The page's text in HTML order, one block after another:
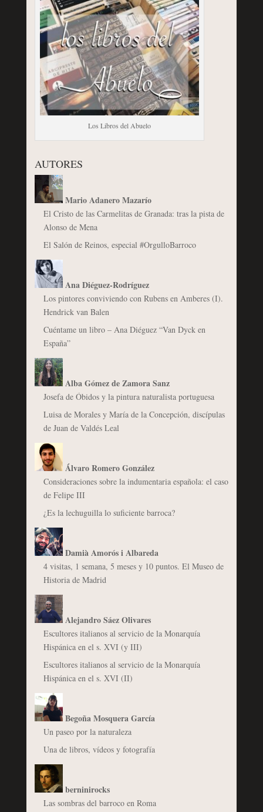
Los Libros del Abuelo
AUTORES
Mario Adanero Mazarío
El Cristo de las Carmelitas de Granada: tras la pista de
Alonso de Mena
El Salón de Reinos, especial #OrgulloBarroco
Ana Diéguez-Rodríguez
Los pintores conviviendo con Rubens en Amberes (I).
Hendrick van Balen
Cuéntame un libro – Ana Diéguez “Van Dyck en
España”
Alba Gómez de Zamora Sanz
Josefa de Óbidos y la pintura naturalista portuguesa
Luisa de Morales y María de la Concepción, discípulas
de Juan de Valdés Leal
Álvaro Romero González
Consideraciones sobre la indumentaria española: el caso
de Felipe III
¿Es la lechuguilla lo suficiente barroca?
Damià Amorós i Albareda
4 visitas, 1 semana, 5 meses y 10 puntos. El Museo de
Historia de Madrid
Alejandro Sáez Olivares
Escultores italianos al servicio de la Monarquía
Hispánica en el s. XVI (y III)
Escultores italianos al servicio de la Monarquía
Hispánica en el s. XVI (II)
Begoña Mosquera García
Un paseo por la naturaleza
Una de libros, vídeos y fotografía
berninirocks
Las sombras del barroco en Roma